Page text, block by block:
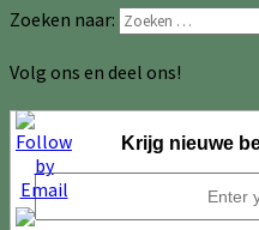
Zoeken naar:
Volg ons en deel ons!
Krijg nieuwe